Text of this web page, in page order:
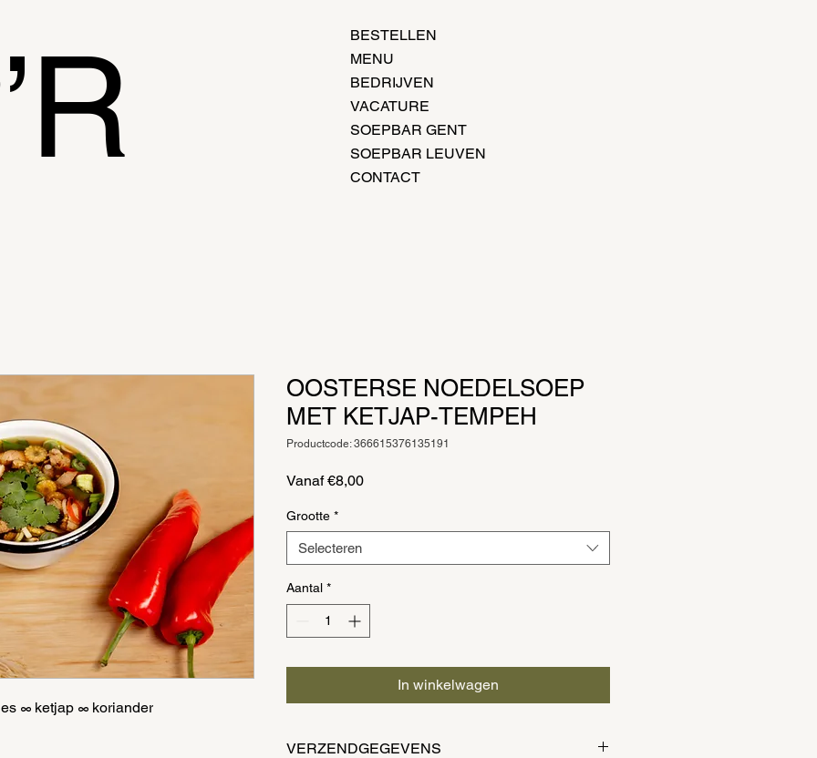
BESTELLEN
MENU
BEDRIJVEN
VACATURE
SOEPBAR GENT
SOEPBAR LEUVEN
CONTACT
∞ ketjap ∞ koriander
OOSTERSE NOEDELSOEP
MET KETJAP-TEMPEH
Productcode: 366615376135191
Vanaf€8,00Verkoopprijs
Grootte *
Selecteren
Aantal *
In winkelwagen
VERZENDGEGEVENS